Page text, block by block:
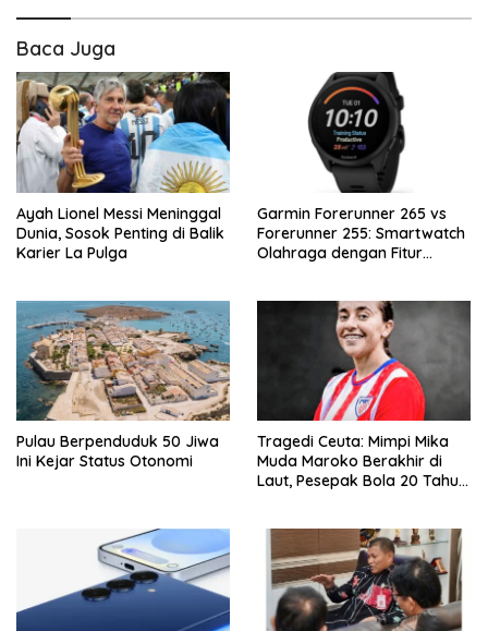
Baca Juga
Ayah Lionel Messi Meninggal
Dunia, Sosok Penting di Balik
Karier La Pulga
Garmin Forerunner 265 vs
Forerunner 255: Smartwatch
Olahraga dengan Fitur
Pulau Berpenduduk 50 Jiwa
Ini Kejar Status Otonomi
Tragedi Ceuta: Mimpi Mika
Muda Maroko Berakhir di
Laut, Pesepak Bola 20 Tahun